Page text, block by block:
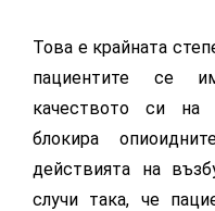
Това е крайната
пациентите се
качеството си на
блокира
действията на
случи така, че